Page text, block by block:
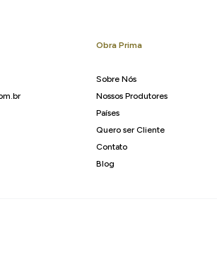
Obra Prima
Sobre Nós
Nossos Produtores
Países
Quero ser Cliente
Contato
Blog